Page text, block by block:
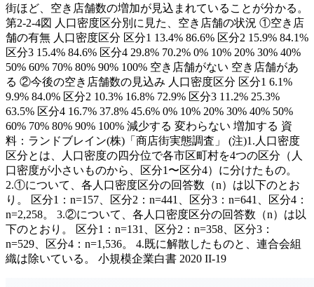
街ほど、空き店舗数の増加が見込まれていることが分かる。
第2-2-4図 人口密度区分別に見た、空き店舗の状況 ①空き店
舗の有無 人口密度区分 区分1 13.4% 86.6% 区分2 15.9% 84.1%
区分3 15.4% 84.6% 区分4 29.8% 70.2% 0% 10% 20% 30% 40%
50% 60% 70% 80% 90% 100% 空き店舗がない 空き店舗があ
る ②今後の空き店舗数の見込み 人口密度区分 区分1 6.1%
9.9% 84.0% 区分2 10.3% 16.8% 72.9% 区分3 11.2% 25.3%
63.5% 区分4 16.7% 37.8% 45.6% 0% 10% 20% 30% 40% 50%
60% 70% 80% 90% 100% 減少する 変わらない 増加する 資
料：ランドブレイン(株)「商店街実態調査」 (注)1.人口密度
区分とは、人口密度の四分位で各市区町村を4つの区分（人
口密度が小さいものから、区分1〜区分4）に分けたもの。
2.①について、各人口密度区分の回答数（n）は以下のとお
り。 区分1：n=157、区分2：n=441、区分3：n=641、区分4：
n=2,258。 3.②について、各人口密度区分の回答数（n）は以
下のとおり。 区分1：n=131、区分2：n=358、区分3：
n=529、区分4：n=1,536。 4.既に解散したものと、連合会組
織は除いている。 小規模企業白書 2020 II-19